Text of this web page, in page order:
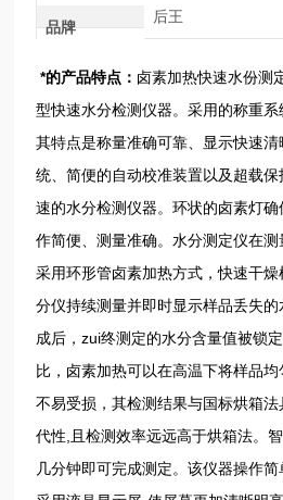
品牌
后王
*的产品特点： 卤素加热快速水份测
型快速水分检测仪器。采用的称重系
其特点是称量准确可靠、显示快速
统、简便的自动校准装置以及超载
速的水分检测仪器。环状的卤素灯
作简便、测量准确。水分测定仪在
采用环形管卤素加热方式，快速干
分仪持续测量并即时显示样品丢失
成后，zui终测定的水分含量值被锁
比，卤素加热可以在高温下将样品
不易受损，其检测结果与国标烘箱
代性,且检测效率远远高于烘箱法。
几分钟即可完成测定。该仪器操作